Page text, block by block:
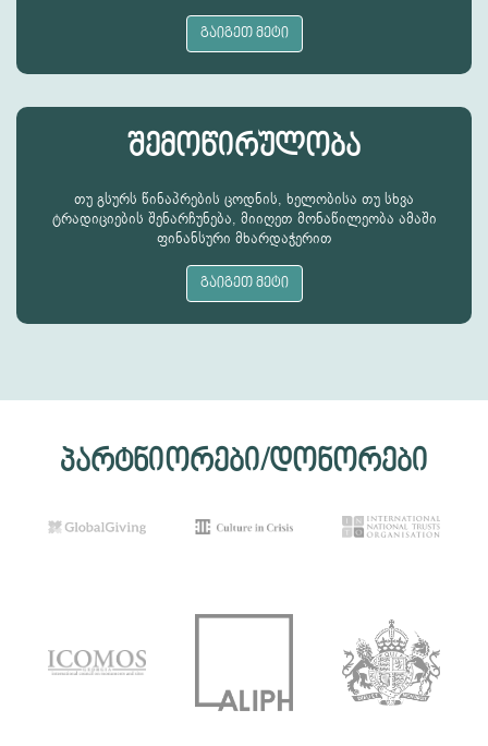
გაიგეთ მეტი
შემოწირულობა
თუ გსურს წინაპრების ცოდნის, ხელობისა თუ სხვა
ტრადიციების შენარჩუნება, მიიღეთ მონაწილეობა ამაში
ფინანსური მხარდაჭერით
გაიგეთ მეტი
პარტნიორები/დონორები